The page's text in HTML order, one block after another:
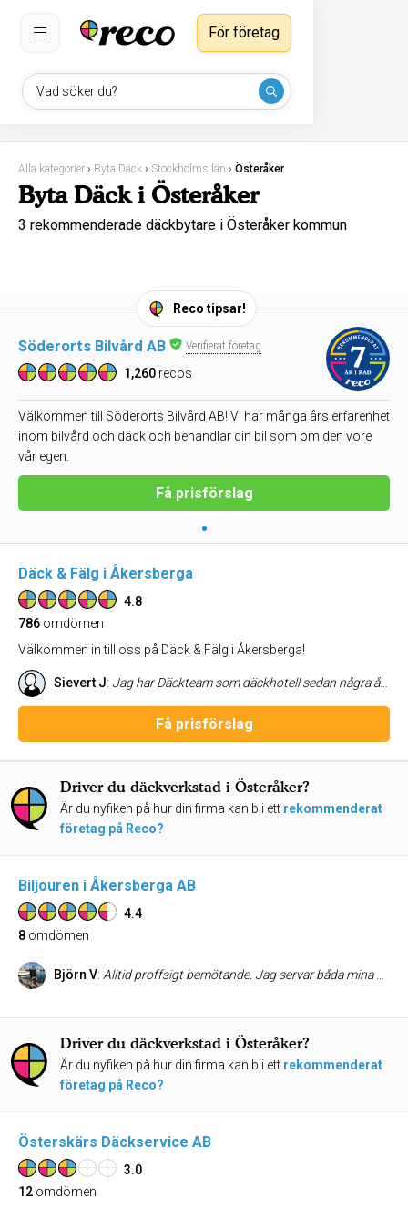
Vad söker du?
För företag
Alla kategorier › Byta Däck › Stockholms län › Österåker
Byta Däck i Österåker
3 rekommenderade däckbytare i Österåker kommun
Reco tipsar!
Söderorts Bilvård AB Verifierat företag
1,260 recos
Välkommen till Söderorts Bilvård AB! Vi har många års erfarenhet
inom bilvård och däck och behandlar din bil som om den vore
vår egen.
Få prisförslag
•
Däck & Fälg i Åkersberga
4.8
786 omdömen
Välkommen in till oss på Däck & Fälg i Åkersberga!
Sievert J: Jag har Däckteam som däckhotell sedan några år tillbaka. Jag har alltid blivit bemött på bästa sätt och har god kontakt via nätet. Som pensionär blir man glad över fint bemötande och det är kanske särskilt viktigt vid en sådan situation. Däckteam har jobbat på att göra receptionslokalen finare , vilket jag uppskattar. Däckteam är ett föredöme för många företag.
Få prisförslag
Driver du däckverkstad i Österåker?
Är du nyfiken på hur din firma kan bli ett rekommenderat
företag på Reco?
Biljouren i Åkersberga AB
4.4
8 omdömen
Björn V: Alltid proffsigt bemötande. Jag servar båda mina bilar här sedan ett par år tillbaka. Jättenöjd med allt, från snabba svar, offert och service.
Driver du däckverkstad i Österåker?
Är du nyfiken på hur din firma kan bli ett rekommenderat
företag på Reco?
Österskärs Däckservice AB
3.0
12 omdömen